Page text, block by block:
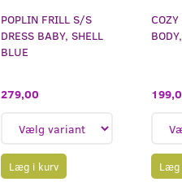
POPLIN FRILL S/S
DRESS BABY, SHELL
BLUE
279,00
Læg i kurv Læg